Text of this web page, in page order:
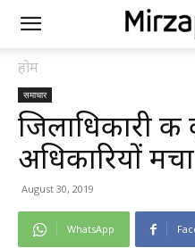
होम
समाचार
जिलाधिकारी की
अधिकारियों
August 30, 2019
WhatsApp